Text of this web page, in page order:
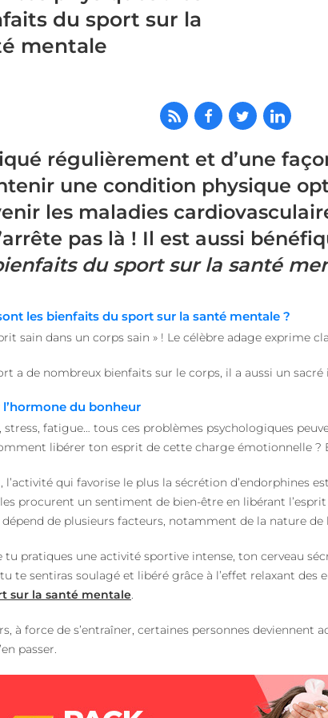
du sport sur la
mentale
régulièrement et d’une
une condition physique
les maladies
pas là ! Il est aussi
du sport sur la santé
les bienfaits du sport sur la santé mentale ?
sain dans un corps sain » ! Le célèbre adage exprime
a de nombreux bienfaits sur le corps, il a aussi un
l’hormone du bonheur
stress, fatigue… tous ces problèmes psychologiques
libérer ton esprit de cette charge émotionnelle
l’activité qui favorise le plus la sécrétion d’endorphines
procurent un sentiment de bien-être en libérant
de plusieurs facteurs, notamment de la nature de
tu pratiques une activité sportive intense, ton cerveau
te sentiras soulagé et libéré grâce à l’effet relaxant des
sur la santé mentale.
à force de s’entraîner, certaines personnes
passer.